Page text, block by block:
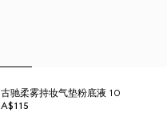
古驰柔雾持妆气垫粉底液 10
A$115